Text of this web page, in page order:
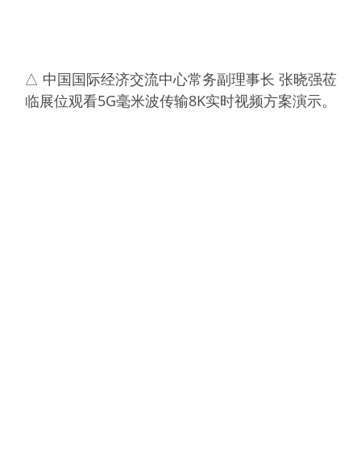
△ 中国国际经济交流中心常务副理事长 张晓强莅
临展位观看5G毫米波传输8K实时视频方案演示。